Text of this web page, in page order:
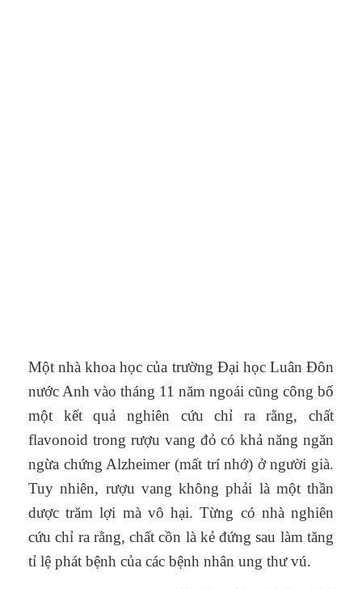
Một nhà khoa học của trường Đại học Luân Đôn
nước Anh vào tháng 11 năm ngoái cũng công bố
một kết quả nghiên cứu chỉ ra rằng, chất
flavonoid trong rượu vang đỏ có khả năng ngăn
ngừa chứng Alzheimer (mất trí nhớ) ở người già.
Tuy nhiên, rượu vang không phải là một thần
dược trăm lợi mà vô hại. Từng có nhà nghiên
cứu chỉ ra rằng, chất cồn là kẻ đứng sau làm tăng
tỉ lệ phát bệnh của các bệnh nhân ung thư vú.